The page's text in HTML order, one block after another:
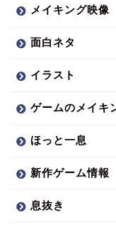
メイキング映像
面白ネタ
イラスト
ゲームのメイキ
ほっと一息
新作ゲーム情報
息抜き